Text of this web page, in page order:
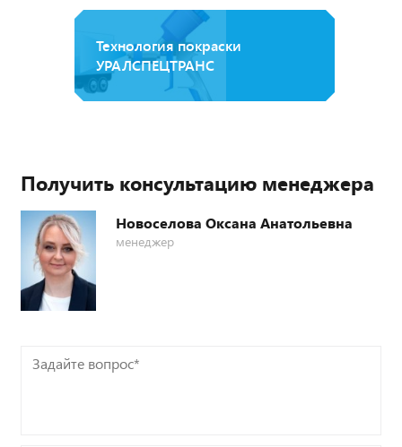
Технология покраски
УРАЛСПЕЦТРАНС
Получить консультацию менеджера
Новоселова Оксана Анатольевна
менеджер
Задайте
вопрос*